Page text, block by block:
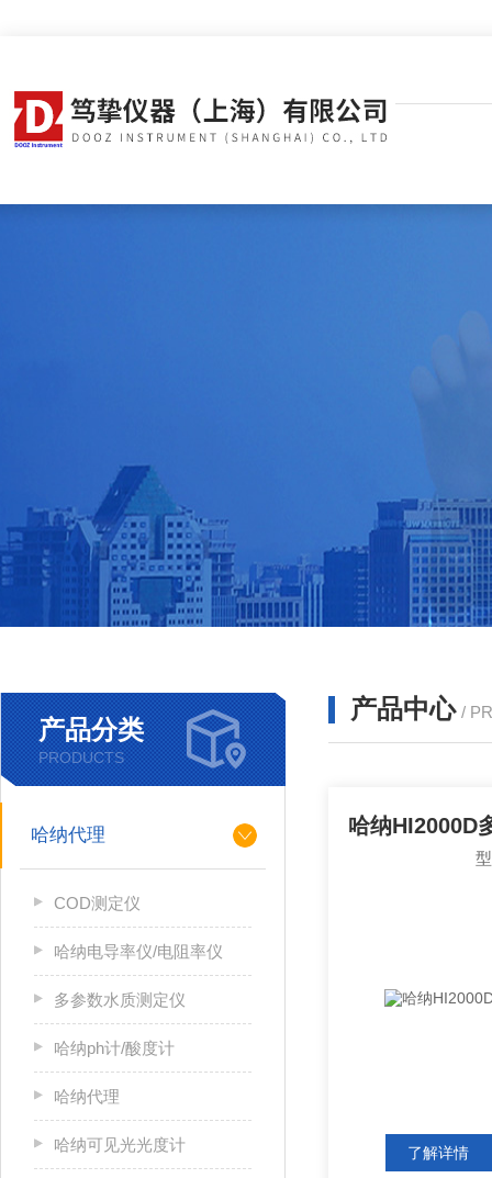
产品分类
PRODUCTS
哈纳代理
COD测定仪
哈纳电导率仪/电阻率仪
多参数水质测定仪
哈纳ph计/酸度计
哈纳代理
哈纳可见光光度计
产品中心 /
哈纳HI2000D
了解详情